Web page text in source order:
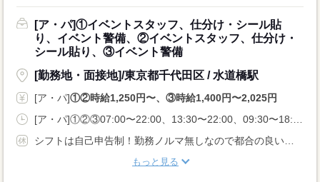
[ア・パ]①イベントスタッフ、仕分け・シール貼
り、イベント警備、②イベントスタッフ、仕分け・
シール貼り、③イベント警備
[勤務地・面接地]/東京都千代田区 / 水道橋駅
[ア・パ]①②時給1,250円〜、③時給1,400円〜2,025円
[ア・パ]①②③07:00〜22:00、13:30〜22:00、09:30〜18:00
シフトは自己申告制！勤務ノルマ無しなので都合の良い日に勤務ができます！休日設定も自由！
もっと見る